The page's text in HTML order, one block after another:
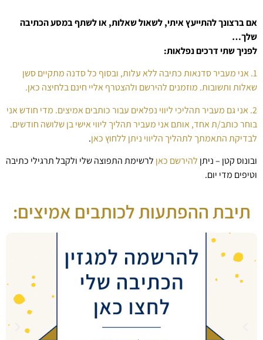
אם ברצונך להתייעץ איתי, לשאול שאלות, או לשתף במסע הכתיבה
שלך…
לפניך שתי דרכים נפלאות:
1. אני מעביר סדנאות כתיבה ללא עלות, ובסוף כל סדנה מתקיים סשן
שאלות ותשובות. מוזמנים להירשם ולהצטרף אליי חינם בלחיצה כאן.
2. אני גם מעביר תהליכי ליווי נפלאים עבור כותבים אמיצים. מדי חודש אני
בוחר כותב/ת אחד, אותם אני מעביר תהליך ליווי אישי בן שלושה חודשים.
לבדיקת התאמתך לתהליך הליווי ניתן ללחוץ כאן.
ובונוס קטן – ניתן להירשם כאן לרשימת התפוצה שלי ולקבל תרגילי כתיבה
וטיפים מדי יום.
תיבת ההפתעות לכותבים אמיצים: